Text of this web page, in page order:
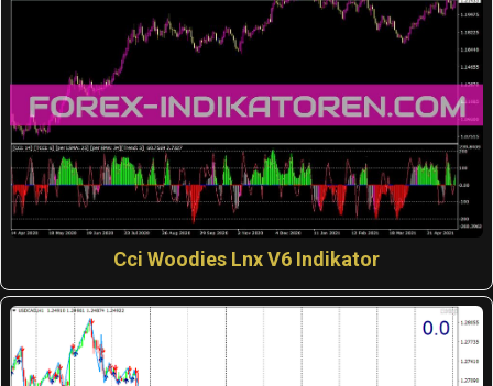
Cci Woodies Lnx V6 Indikator